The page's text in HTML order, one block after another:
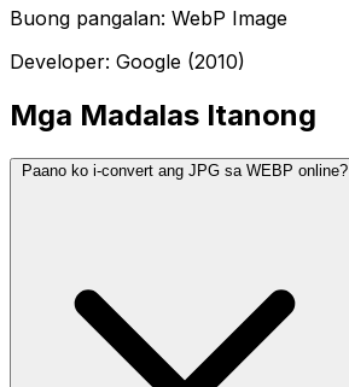
Buong pangalan: WebP Image
Developer: Google (2010)
Mga Madalas Itanong
Paano ko i-convert ang JPG sa WEBP online?